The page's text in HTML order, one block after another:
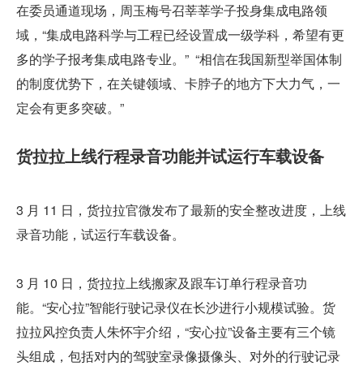
在委员通道现场，周玉梅号召莘莘学子投身集成电路领
域，“集成电路科学与工程已经设置成一级学科，希望有更
多的学子报考集成电路专业。”  “相信在我国新型举国体制
的制度优势下，在关键领域、卡脖子的地方下大力气，一
定会有更多突破。”
货拉拉上线行程录音功能并试运行车载设备
3 月 11 日，货拉拉官微发布了最新的安全整改进度，上线
录音功能，试运行车载设备。
3 月 10 日，货拉拉上线搬家及跟车订单行程录音功
能。“安心拉”智能行驶记录仪在长沙进行小规模试验。货
拉拉风控负责人朱怀宇介绍，“安心拉”设备主要有三个镜
头组成，包括对内的驾驶室录像摄像头、对外的行驶记录